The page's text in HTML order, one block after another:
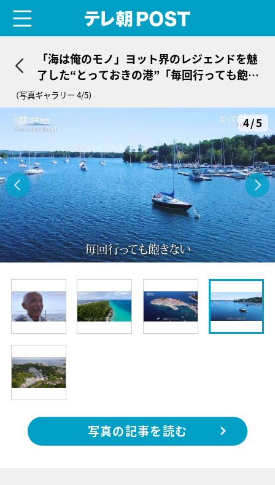
「海は俺のモノ」ヨット界のレジェンドを魅
了した“とっておきの港”「毎回行っても飽き
ない」
（写真ギャラリー 4/5）
4/5
写真の記事を読む